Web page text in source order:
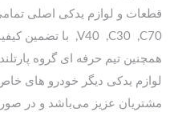
,V40 ,C30 ,C70 با تضمین کیفیت و بهترین قیمت می‌باشد.
همچنین تیم حرفه ای گروه
لوازم یدکی دیگر خودرو های
مشتریان عزیز می‌باشد و در